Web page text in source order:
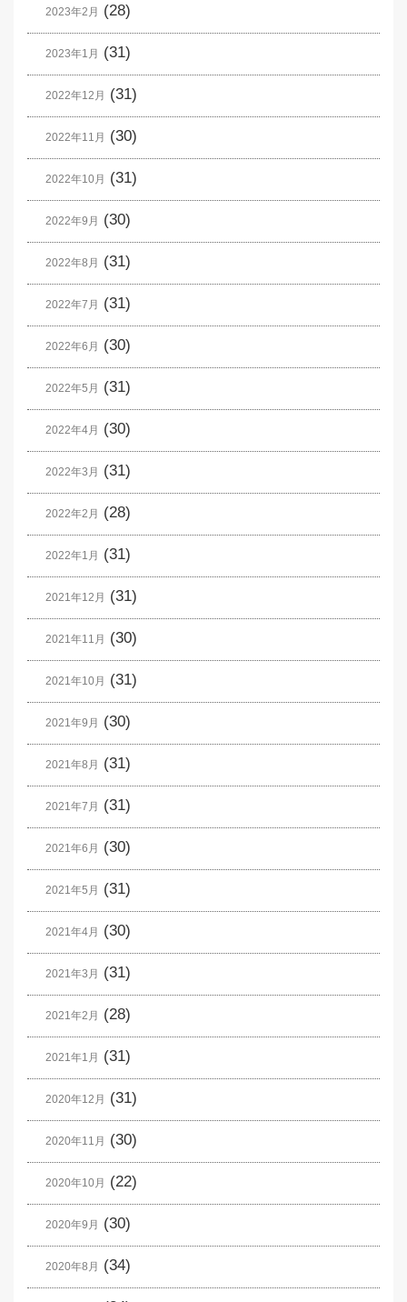
2023年2月 (28)
2023年1月 (31)
2022年12月 (31)
2022年11月 (30)
2022年10月 (31)
2022年9月 (30)
2022年8月 (31)
2022年7月 (31)
2022年6月 (30)
2022年5月 (31)
2022年4月 (30)
2022年3月 (31)
2022年2月 (28)
2022年1月 (31)
2021年12月 (31)
2021年11月 (30)
2021年10月 (31)
2021年9月 (30)
2021年8月 (31)
2021年7月 (31)
2021年6月 (30)
2021年5月 (31)
2021年4月 (30)
2021年3月 (31)
2021年2月 (28)
2021年1月 (31)
2020年12月 (31)
2020年11月 (30)
2020年10月 (22)
2020年9月 (30)
2020年8月 (34)